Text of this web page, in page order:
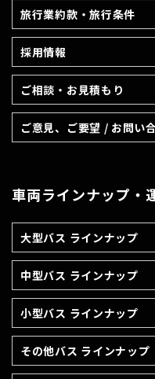
旅行業約款・旅行条件
採用情報
ご相談・お見積もり
ご意見、ご要望 / お問い
車両ラインナップ・
大型バス ラインナップ
中型バス ラインナップ
小型バス ラインナップ
その他バス ラインナップ